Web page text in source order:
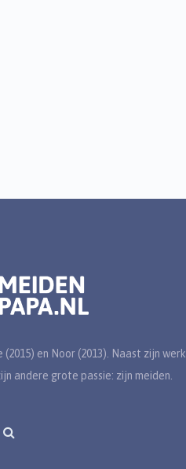
en Noor (2013). Naast zijn werk
andere grote passie: zijn meiden.